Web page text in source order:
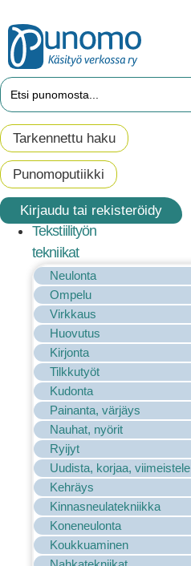
Tarkennettu haku
Punomoputiikki
Kirjaudu tai rekisteröidy
Tekstiilityön
tekniikat
Neulonta
Ompelu
Virkkaus
Huovutus
Kirjonta
Tilkkutyöt
Kudonta
Painanta, värjäys
Nauhat, nyörit
Ryijyt
Uudista, korjaa, viimeistele
Kehräys
Kinnasneulatekniikka
Koneneulonta
Koukkuaminen